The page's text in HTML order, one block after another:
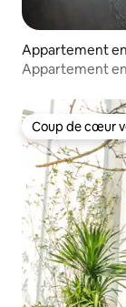
Appartement
Appartement
Coup de cœur
Coup de cœur